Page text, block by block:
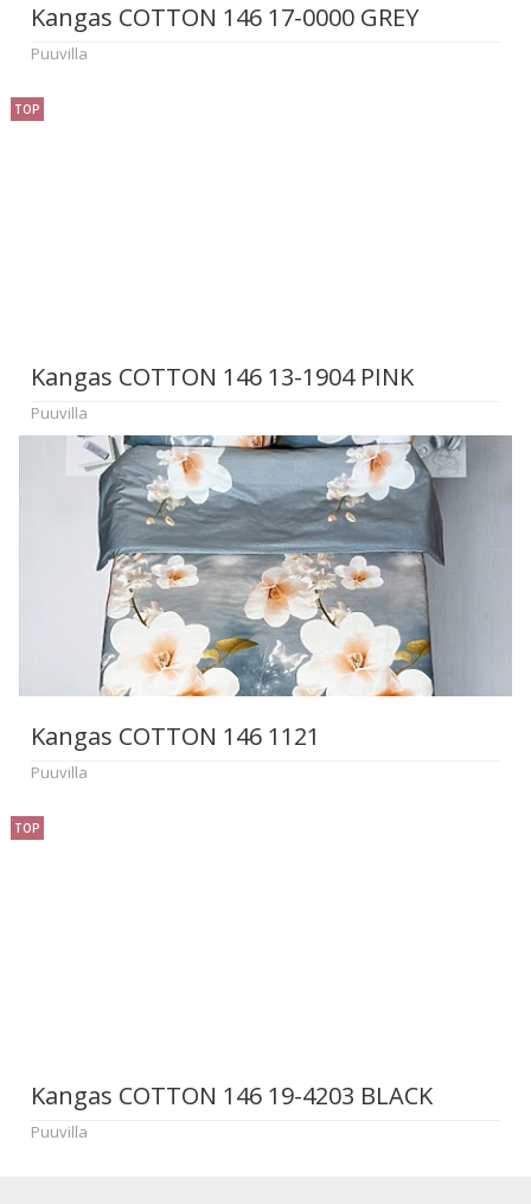
Kangas COTTON 146 17-0000 GREY
Puuvilla
TOP
Kangas COTTON 146 13-1904 PINK
Puuvilla
Kangas COTTON 146 1121
Puuvilla
TOP
Kangas COTTON 146 19-4203 BLACK
Puuvilla